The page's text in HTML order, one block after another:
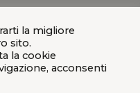
la migliore
sito.
la cookie
acconsenti